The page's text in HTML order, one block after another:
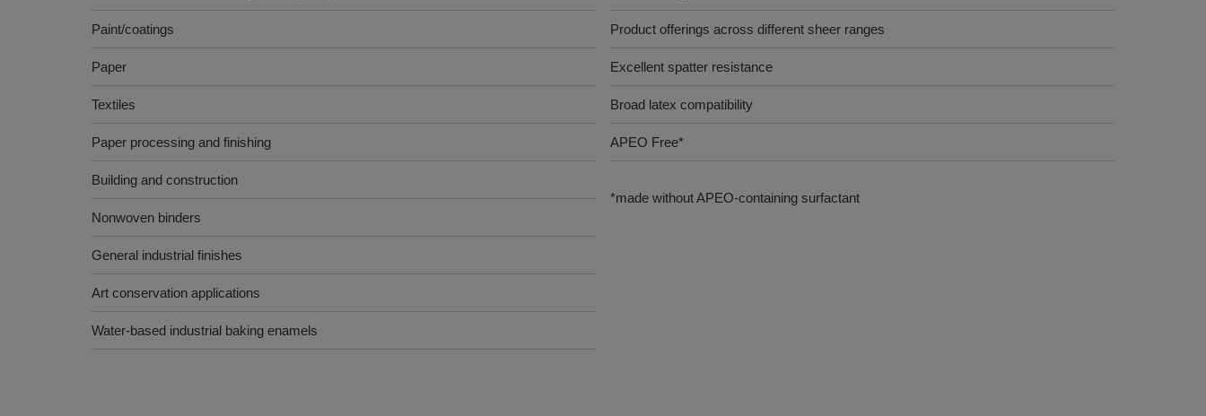
Paint/coatings
Paper
Textiles
Paper processing and finishing
Building and construction
Nonwoven binders
General industrial finishes
Art conservation applications
Water-based industrial baking enamels
Product offerings across different sheer ranges
Excellent spatter resistance
Broad latex compatibility
APEO Free*
*made without APEO-containing surfactant